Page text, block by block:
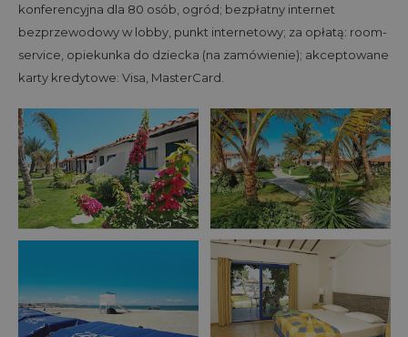
konferencyjna dla 80 osób, ogród; bezpłatny internet
bezprzewodowy w lobby, punkt internetowy; za opłatą: room-
service, opiekunka do dziecka (na zamówienie); akceptowane
karty kredytowe: Visa, MasterCard.